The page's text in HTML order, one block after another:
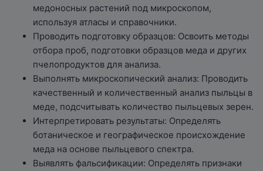
медоносных растений под микроскопом,
используя атласы и справочники.
Проводить подготовку образцов: Освоить методы
отбора проб, подготовки образцов меда и других
пчелопродуктов для анализа.
Выполнять микроскопический анализ: Проводить
качественный и количественный анализ пыльцы в
меде, подсчитывать количество пыльцевых зерен.
Интерпретировать результаты: Определять
ботаническое и географическое происхождение
меда на основе пыльцевого спектра.
Выявлять фальсификации: Определять признаки